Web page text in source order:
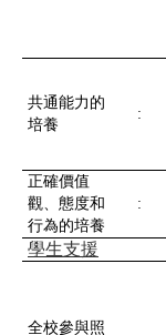
共通能力的
培養
:
正確價值
觀、態度和
行為的培養
:
學生支援
全校參與照